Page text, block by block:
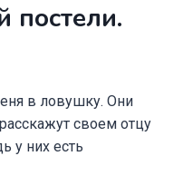
постели.
в ловушку. Они
своем отцу
у них есть